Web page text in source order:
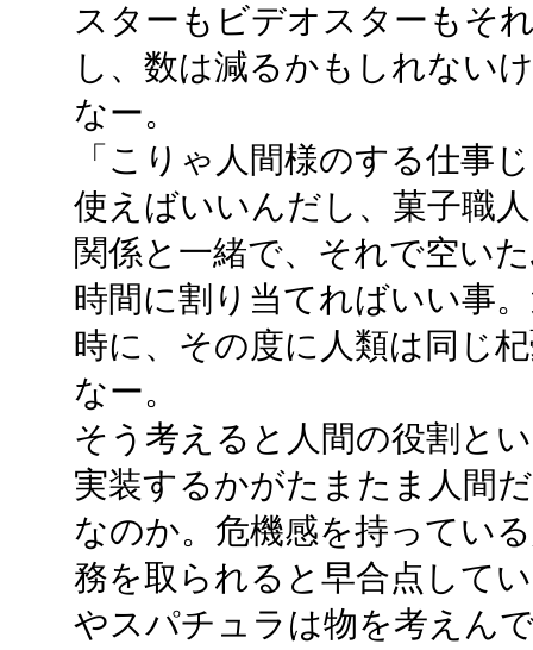
スターもビデオスターもそ
し、数は減るかもしれない
なー。
「こりゃ人間様のする仕事
使えばいいんだし、菓子職
関係と一緒で、それで空い
時間に割り当てればいい事
時に、その度に人類は同じ
なー。
そう考えると人間の役割と
実装するかがたまたま人間
なのか。危機感を持ってい
務を取られると早合点して
やスパチュラは物を考えん